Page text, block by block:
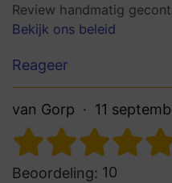
Review handmatig
Bekijk ons beleid
Reageer
van Gorp 11
Beoordeling: 10